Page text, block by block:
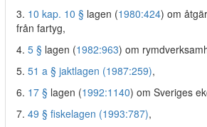
3. 10 kap. 10 § lagen (1980:424) om
från fartyg,
4. 5 § lagen (1982:963) om
5. 51 a § jaktlagen (1987:259),
6. 17 § lagen (1992:1140) om Sveriges
7. 49 § fiskelagen (1993:787),